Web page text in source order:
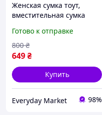
Женская сумка тоут,
вместительная сумка
х 28 х 11 см розовая
Готово к отправке
649₴
800 ₴
Купить
Everyday Market 98%